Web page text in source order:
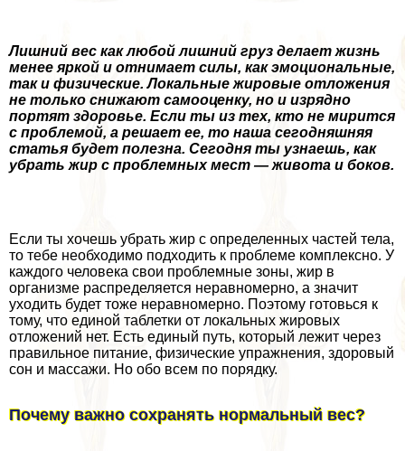
Лишний вес как любой лишний груз делает жизнь
менее яркой и отнимает силы, как эмоциональные,
так и физические. Локальные жировые отложения
не только снижают самооценку, но и изрядно
портят здоровье. Если ты из тех, кто не мирится
с проблемой, а решает ее, то наша сегодняшняя
статья будет полезна. Сегодня ты узнаешь, как
убрать жир с проблемных мест — живота и боков.
Если ты хочешь убрать жир с определенных частей тела,
то тебе необходимо подходить к проблеме комплексно. У
каждого человека свои проблемные зоны, жир в
организме распределяется неравномерно, а значит
уходить будет тоже неравномерно. Поэтому готовься к
тому, что единой таблетки от локальных жировых
отложений нет. Есть единый путь, который лежит через
правильное питание, физические упражнения, здоровый
сон и массажи. Но обо всем по порядку.
Почему важно сохранять нормальный вес?